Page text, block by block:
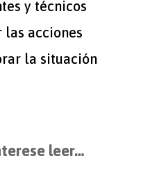
y técnicos
acciones
la situación
leer…